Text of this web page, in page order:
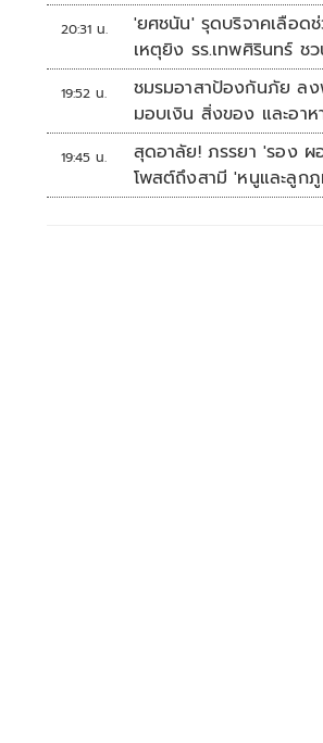
20:31 น.
'ยศชนัน' รุดบริจาคเลือด
เหตุยิง รร.เทพศิรินทร์ ชว
ร่วมบริจาค
19:52 น.
ชมรมอาสาป้องกันภัย ล
มอบเงิน สิ่งของ และอาห
แก่โรงเรียนบ้านหนองน้ำใ
19:45 น.
สุดอาลัย! ภรรยา 'รอง
โพสต์ถึงสามี 'หนูและลูกภู